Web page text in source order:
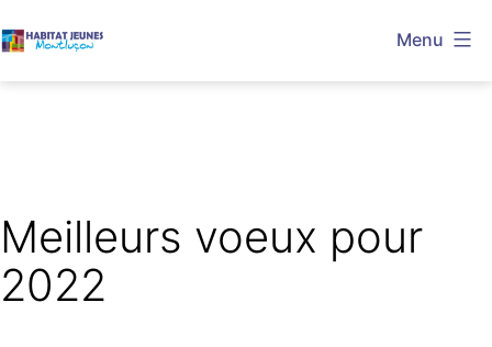
au
Menu
Meilleurs voeux pour
2022